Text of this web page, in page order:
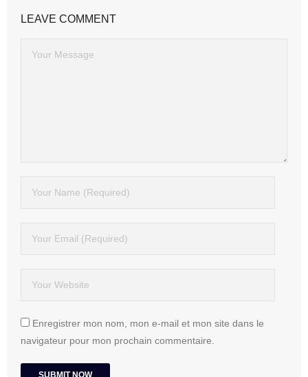
LEAVE COMMENT
Enregistrer mon nom, mon e-mail et mon site dans le
navigateur pour mon prochain commentaire.